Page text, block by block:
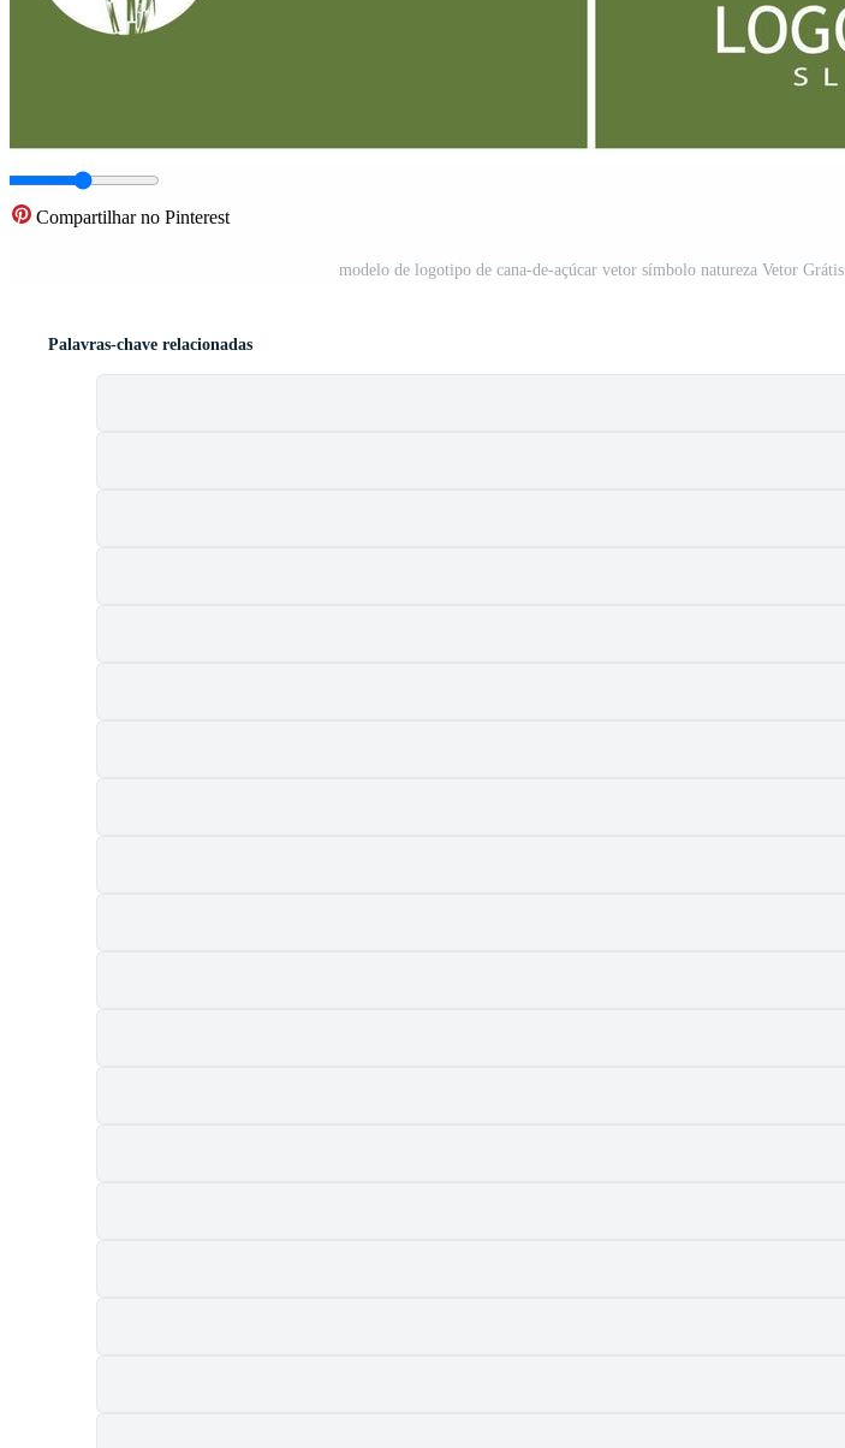
Compartilhar no Pinterest
modelo de logotipo de cana-de-açúcar vetor símbolo natureza Vetor Grátis
Palavras-chave relacionadas